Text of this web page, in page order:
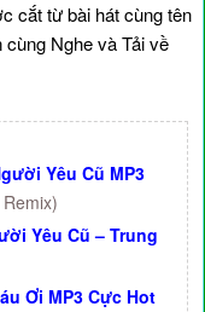
cắt từ bài hát cùng tên
Nghe và Tải về
Yêu Cũ MP3
Yêu Cũ – Trung
Ơi MP3 Cực Hot